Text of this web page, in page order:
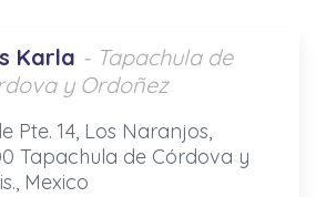
Karla - Tapachula de
y Ordoñez
Pte. 14, Los Naranjos,
Tapachula de Córdova y
Mexico